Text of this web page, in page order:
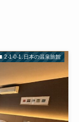
2-1-0-1.日本の温泉旅館